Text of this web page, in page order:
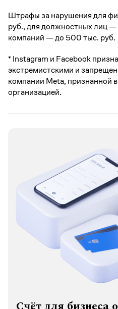
Штрафы за нарушения для
руб., для должностных лиц —
компаний — до 500 тыс. руб.
* Instagram и Facebook
экстремистскими и
компании Meta, признанной
организацией.